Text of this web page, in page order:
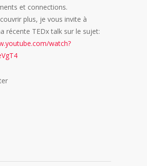
et connections.
plus, je vous invite à
récente TEDx talk sur le sujet:
watch?